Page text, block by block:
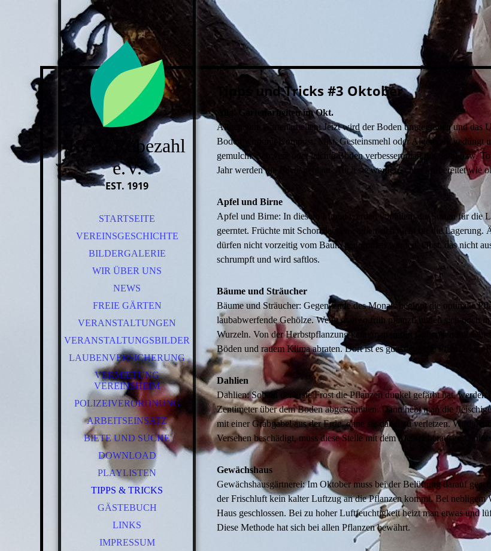
KGV Rübezahl
e.V.
EST. 1919
STARTSEITE
VEREINSGESCHICHTE
BILDERGALERIE
WIR ÜBER UNS
NEWS
FREIE GÄRTEN
VERANSTALTUNGEN
VERANSTALTUNGSBILDER
LAUBENVERSICHERUNG
VERMIETUNG
VEREINSHEIM
POLIZEIVERORDNUNG
ARBEITSEINSATZ
BIETE UND SUCHE
DOWNLOAD
PLAYLISTEN
TIPPS & TRICKS
GÄSTEBUCH
LINKS
IMPRESSUM
Tipps und Tricks #3 Oktober
Allg. Gartenarbeiten im Okt.
Allgemeine Gartenarbeiten: Jetzt wird der Boden umgegraben und das
Boden wird mit Kompost, Mist, Gesteinsmehl oder Algenkalk gedüngt
gemulcht. Schwere oder leichte Böden verbessert man mit Sand bzw.
Jahr werden die Beete geplant. Auch sie werden schon vorbereitet wie
Apfel und Birne
Apfel und Birne: In diesem Monat werden vor allem die Sorten für die
geerntet. Früchte mit Schorfflecken eignen sich nicht für die Lagerung.
dürfen nicht vorzeitig vom Baum genommen werden. Obst, das nicht
schrumpft und wird saftlos.
Bäume und Sträucher
Bäume und Sträucher: Gegen Ende des Monats beginnt die optimale
laubabwerfende Gehölze. Wenn man so früh pflanzt, bilden sich noch
Wurzeln. Von der Herbstpflanzung kann man nur in Gegenden mit sehr
Böden und rauem Klima abraten. Dort ist es günstiger, die Pflanzen im
Dahlien
Dahlien: Sobald der erste Frost die Pflanzen dunkel gefärbt hat, werden
Zentimeter über dem Boden abgeschnitten. Dann hebt man die
mit einer Grabgabel aus der Erde, ohne sie dabei zu verletzen. Wird
Versehen beschädigt, muss diese Stelle mit dem Messer
Gewächshaus
Gewächshausgärtnerei: Im Oktober muss bei der Belüftung darauf
der Frischluft kein kalter Luftzug an die Pflanzen kommt. Bei nebligem
Haus geschlossen. Bei zu hoher Luftfeuchtigkeit heizt man etwas und
Diese Methode hat sich bei allen Pflanzen bewährt.